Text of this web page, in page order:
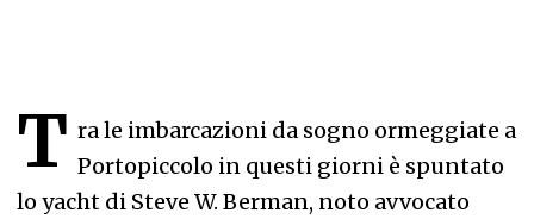
T ra le imbarcazioni da sogno ormeggiate a
Portopiccolo in questi giorni è spuntato
lo yacht di Steve W. Berman, noto avvocato